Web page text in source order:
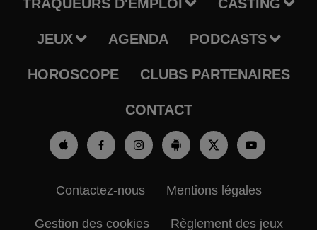
TRAQUEURS D'EMPLOI CASTING
JEUX AGENDA PODCASTS
HOROSCOPE CLUBS PARTENAIRES
CONTACT
Contactez-nous Mentions légales
Gestion des cookies Règlement des jeux